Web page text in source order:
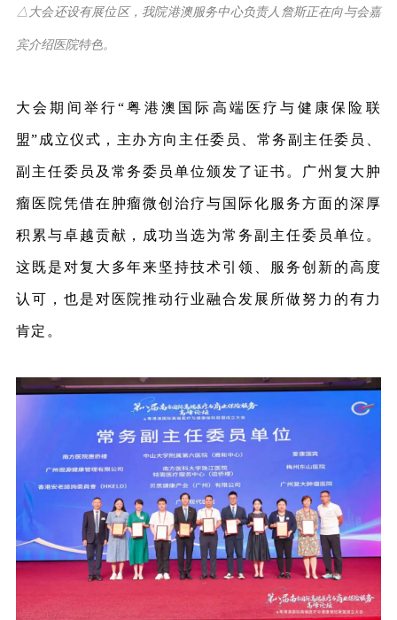
△大会还设有展位区，我院港澳服务中心负责人詹斯正在向与会嘉
宾介绍医院特色。
大会期间举行“粤港澳国际高端医疗与健康保险联
盟”成立仪式，主办方向主任委员、常务副主任委员、
副主任委员及常务委员单位颁发了证书。广州复大肿
瘤医院凭借在肿瘤微创治疗与国际化服务方面的深厚
积累与卓越贡献，成功当选为常务副主任委员单位。
这既是对复大多年来坚持技术引领、服务创新的高度
认可，也是对医院推动行业融合发展所做努力的有力
肯定。